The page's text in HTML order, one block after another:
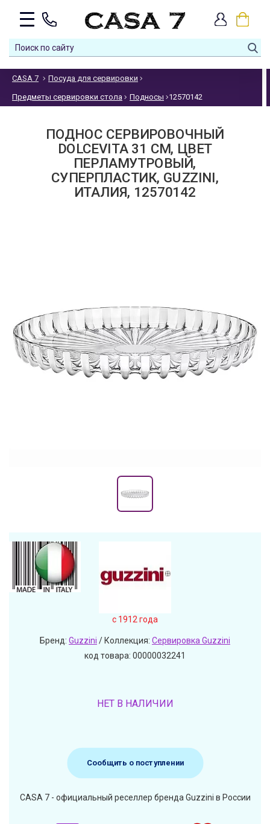
CASA 7 Посуда для сервировки
Предметы сервировки стола Подносы 12570142
ПОДНОС СЕРВИРОВОЧНЫЙ
DOLCEVITA 31 СМ, ЦВЕТ
ПЕРЛАМУТРОВЫЙ,
СУПЕРПЛАСТИК, GUZZINI,
ИТАЛИЯ, 12570142
c 1912 года
Бренд: Guzzini / Коллекция: Сервировка Guzzini
код товара: 00000032241
НЕТ В НАЛИЧИИ
Сообщить о поступлении
CASA 7 - официальный реселлер бренда Guzzini в России